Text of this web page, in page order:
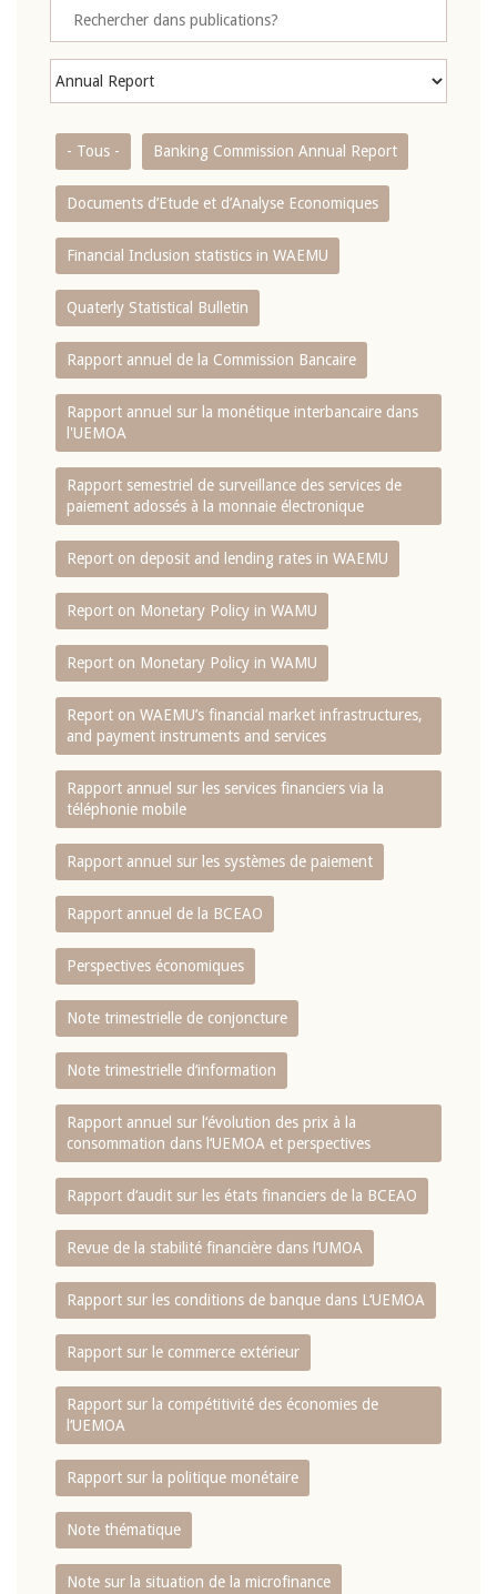
- Tous - Banking Commission Annual Report
Documents d’Etude et d’Analyse Economiques
Financial Inclusion statistics in WAEMU
Quaterly Statistical Bulletin
Rapport annuel de la Commission Bancaire
Rapport annuel sur la monétique interbancaire dans
l'UEMOA
Rapport semestriel de surveillance des services de
paiement adossés à la monnaie électronique
Report on deposit and lending rates in WAEMU
Report on Monetary Policy in WAMU
Report on Monetary Policy in WAMU
Report on WAEMU’s financial market infrastructures,
and payment instruments and services
Rapport annuel sur les services financiers via la
téléphonie mobile
Rapport annuel sur les systèmes de paiement
Rapport annuel de la BCEAO
Perspectives économiques
Note trimestrielle de conjoncture
Note trimestrielle d‘information
Rapport annuel sur l‘évolution des prix à la
consommation dans l‘UEMOA et perspectives
Rapport d‘audit sur les états financiers de la BCEAO
Revue de la stabilité financière dans l‘UMOA
Rapport sur les conditions de banque dans L‘UEMOA
Rapport sur le commerce extérieur
Rapport sur la compétitivité des économies de
l‘UEMOA
Rapport sur la politique monétaire
Note thématique
Note sur la situation de la microfinance